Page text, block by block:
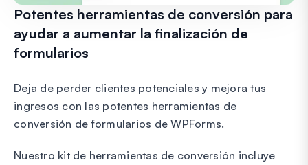
Potentes herramientas de conversión para
ayudar a aumentar la finalización de
formularios
Deja de perder clientes potenciales y mejora tus
ingresos con las potentes herramientas de
conversión de formularios de WPForms.
Nuestro kit de herramientas de conversión incluye